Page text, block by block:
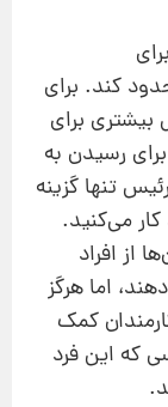
کند. برای
برای
رسیدن به
تنها گزینه
می‌کنید.
از افراد
اما هرگز
کمک
که این فرد